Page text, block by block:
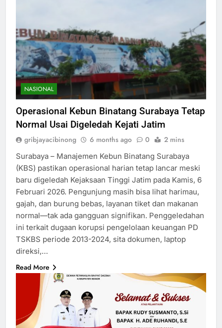
NASIONAL
Operasional Kebun Binatang Surabaya Tetap
Normal Usai Digeledah Kejati Jatim
gribjayacibinong 6 months ago 0 2 mins
Surabaya – Manajemen Kebun Binatang Surabaya
(KBS) pastikan operasional harian tetap lancar meski
baru digeledah Kejaksaan Tinggi Jatim pada Kamis, 6
Februari 2026. Pengunjung masih bisa lihat harimau,
gajah, dan burung bebas, layanan tiket dan makanan
normal—tak ada gangguan signifikan. Penggeledahan
ini terkait dugaan korupsi pengelolaan keuangan PD
TSKBS periode 2013-2024, sita dokumen, laptop
direksi,…
Read More